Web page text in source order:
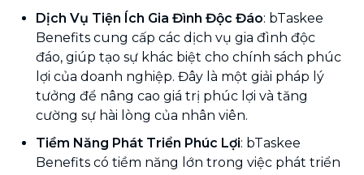
Dịch Vụ Tiện Ích Gia Đình Độc Đáo: bTaskee
Benefits cung cấp các dịch vụ gia đình độc
đáo, giúp tạo sự khác biệt cho chính sách phúc
lợi của doanh nghiệp. Đây là một giải pháp lý
tưởng để nâng cao giá trị phúc lợi và tăng
cường sự hài lòng của nhân viên.
Tiềm Năng Phát Triển Phúc Lợi: bTaskee
Benefits có tiềm năng lớn trong việc phát triển